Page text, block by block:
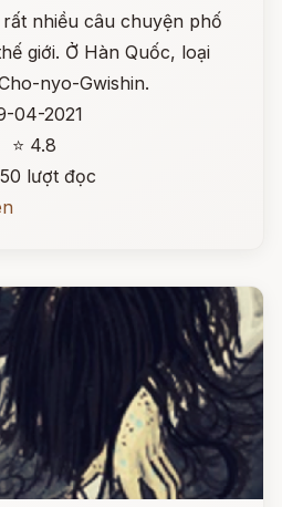
nhiều câu chuyện phố
giới. Ở Hàn Quốc, loại
nyo-Gwishin.
04-2021
⭐ 4.8
lượt đọc